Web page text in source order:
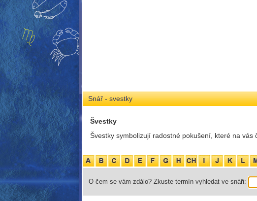
Snář - svestky
Švestky
Švestky symbolizují radostné pokušení, které na vás
O čem se vám zdálo? Zkuste termín vyhledat ve snáři: